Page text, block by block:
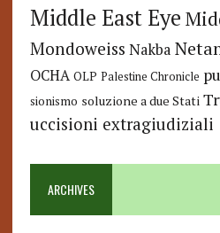
Middle East Eye
Mondoweiss Nakba
OCHA OLP Palestine Chronicle
sionismo soluzione a due Stati
uccisioni extragiudiziali
ARCHIVES